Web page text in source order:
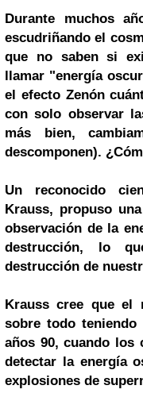
Durante muchos
escudriñando el
que no saben si
llamar "energía
el efecto Zenón
con solo observar
más bien,
descomponen).
Un reconocido
Krauss, propuso
observación de la
destrucción, lo
destrucción de
Krauss cree que el
sobre todo
años 90, cuando los
detectar la energía
explosiones de